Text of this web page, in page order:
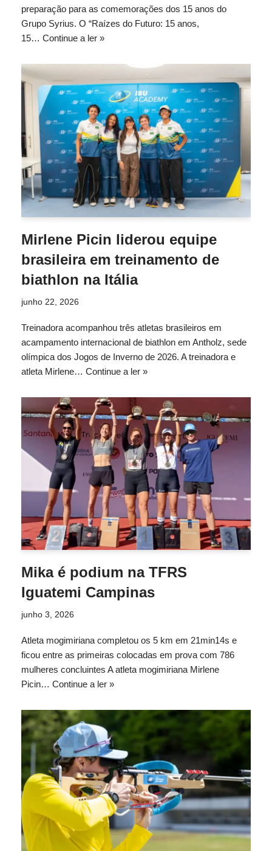
preparação para as comemorações dos 15 anos do
Grupo Syrius. O “Raízes do Futuro: 15 anos,
15… Continue a ler »
Mirlene Picin liderou equipe
brasileira em treinamento de
biathlon na Itália
junho 22, 2026
Treinadora acompanhou três atletas brasileiros em
acampamento internacional de biathlon em Antholz, sede
olímpica dos Jogos de Inverno de 2026. A treinadora e
atleta Mirlene… Continue a ler »
Mika é podium na TFRS
Iguatemi Campinas
junho 3, 2026
Atleta mogimiriana completou os 5 km em 21min14s e
ficou entre as primeiras colocadas em prova com 786
mulheres concluintes A atleta mogimiriana Mirlene
Picin… Continue a ler »